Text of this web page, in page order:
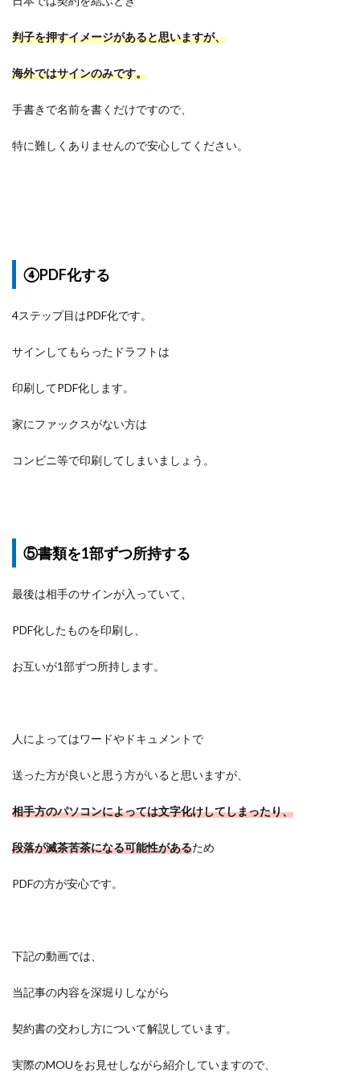
判子を押すイメージがあると思いますが、
海外ではサインのみです。
手書きで名前を書くだけですので、
特に難しくありませんので安心してください。
④PDF化する
4ステップ目はPDF化です。
サインしてもらったドラフトは
印刷してPDF化します。
家にファックスがない方は
コンビニ等で印刷してしまいましょう。
⑤書類を1部ずつ所持する
最後は相手のサインが入っていて、
PDF化したものを印刷し、
お互いが1部ずつ所持します。
人によってはワードやドキュメントで
送った方が良いと思う方がいると思いますが、
相手方のパソコンによっては文字化けしてしまったり、
段落が滅茶苦茶になる可能性があるため
PDFの方が安心です。
下記の動画では、
当記事の内容を深堀りしながら
契約書の交わし方について解説しています。
実際のMOUをお見せしながら紹介していますので、